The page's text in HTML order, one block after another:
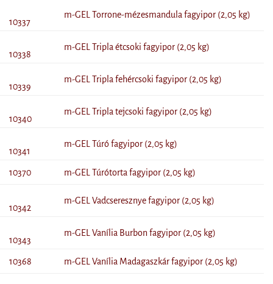
10337
m-GEL Torrone-mézesmandula fagyipor (2,05 kg)
10338
m-GEL Tripla étcsoki fagyipor (2,05 kg)
10339
m-GEL Tripla fehércsoki fagyipor (2,05 kg)
10340
m-GEL Tripla tejcsoki fagyipor (2,05 kg)
10341
m-GEL Túró fagyipor (2,05 kg)
10370 m-GEL Túrótorta fagyipor (2,05 kg)
10342
m-GEL Vadcseresznye fagyipor (2,05 kg)
10343
m-GEL Vanília Burbon fagyipor (2,05 kg)
10368 m-GEL Vanília Madagaszkár fagyipor (2,05 kg)